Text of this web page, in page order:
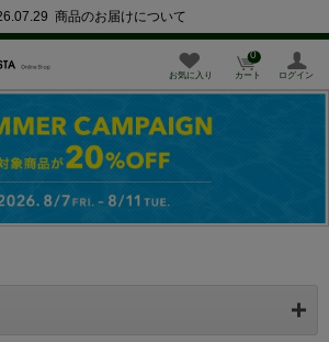
商品のお届けについて
お気に入り カート
0
ログイン